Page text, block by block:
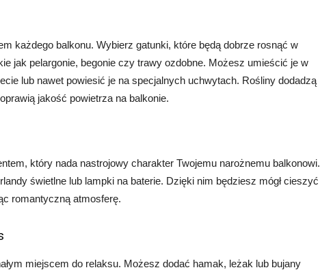
każdego balkonu. Wybierz gatunki, które będą dobrze rosnąć w
jak pelargonie, begonie czy trawy ozdobne. Możesz umieścić je w
lub nawet powiesić je na specjalnych uchwytach. Rośliny dodadzą
jakość powietrza na balkonie.
który nada nastrojowy charakter Twojemu narożnemu balkonowi.
świetlne lub lampki na baterie. Dzięki nim będziesz mógł cieszyć
romantyczną atmosferę.
miejscem do relaksu. Możesz dodać hamak, leżak lub bujany